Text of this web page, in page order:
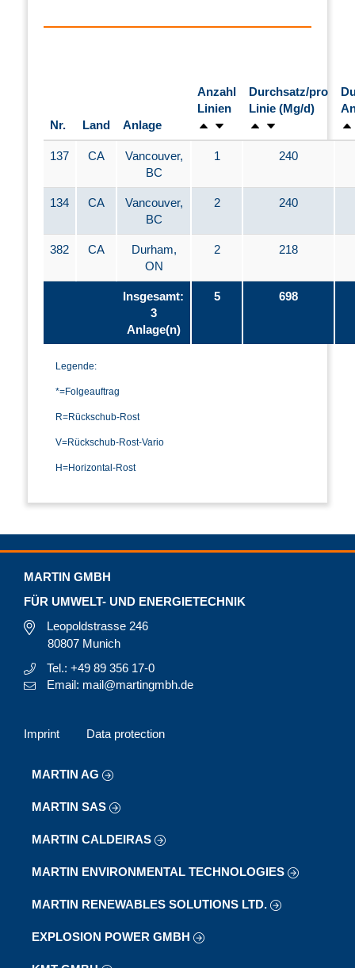
Nr. Land Anlage
Anzahl
Linien
Durchsatz/pro
Linie (Mg/d)
137 CA
Vancouver,
BC
1 240
134 CA
Vancouver,
BC
2 240
382 CA
Durham,
ON
2 218
Insgesamt:
3
Anlage(n)
5 698
Legende:
*=Folgeauftrag
R=Rückschub-Rost
V=Rückschub-Rost-Vario
H=Horizontal-Rost
MARTIN GMBH
FÜR UMWELT- UND ENERGIETECHNIK
Leopoldstrasse 246
80807 Munich
Tel.: +49 89 356 17-0
Email: mail@martingmbh.de
Imprint Data protection
MARTIN AG
MARTIN SAS
MARTIN CALDEIRAS
MARTIN ENVIRONMENTAL TECHNOLOGIES
MARTIN RENEWABLES SOLUTIONS LTD.
EXPLOSION POWER GMBH